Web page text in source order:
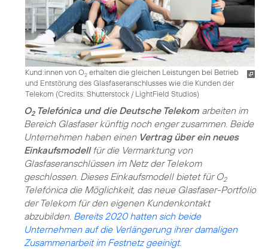
Kund:innen von O2 erhalten die gleichen Leistungen bei Betrieb
und Entstörung des Glasfaseranschlusses wie die Kunden der
Telekom (Credits: Shutterstock / LightField Studios)
O2Telefónica und die Deutsche Telekom arbeiten im
Bereich Glasfaser künftig noch enger zusammen. Beide
Unternehmen haben einen Vertrag über ein neues
Einkaufsmodellfür die Vermarktung von
Glasfaseranschlüssen im Netz der Telekom
geschlossen. Dieses Einkaufsmodell bietet für O2
Telefónica die Möglichkeit, das neue Glasfaser-Portfolio
der Telekom für den eigenen Kundenkontakt
abzubilden. Bereits 2020 hatten sich beide
Unternehmen auf die Verlängerung ihrer damaligen
Zusammenarbeit im Festnetz geeinigt.